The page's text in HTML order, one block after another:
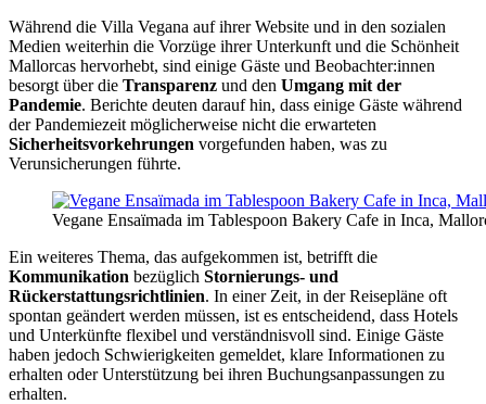
Während die Villa Vegana auf ihrer Website und in den sozialen
Medien weiterhin die Vorzüge ihrer Unterkunft und die Schönheit
Mallorcas hervorhebt, sind einige Gäste und Beobachter:innen
besorgt über die Transparenz und den Umgang mit der
Pandemie. Berichte deuten darauf hin, dass einige Gäste während
der Pandemiezeit möglicherweise nicht die erwarteten
Sicherheitsvorkehrungen vorgefunden haben, was zu
Verunsicherungen führte.
Vegane Ensaïmada im Tablespoon Bakery Cafe in Inca,
Ein weiteres Thema, das aufgekommen ist, betrifft die
Kommunikation bezüglich Stornierungs- und
Rückerstattungsrichtlinien. In einer Zeit, in der Reisepläne oft
spontan geändert werden müssen, ist es entscheidend, dass Hotels
und Unterkünfte flexibel und verständnisvoll sind. Einige Gäste
haben jedoch Schwierigkeiten gemeldet, klare Informationen zu
erhalten oder Unterstützung bei ihren Buchungsanpassungen zu
erhalten.